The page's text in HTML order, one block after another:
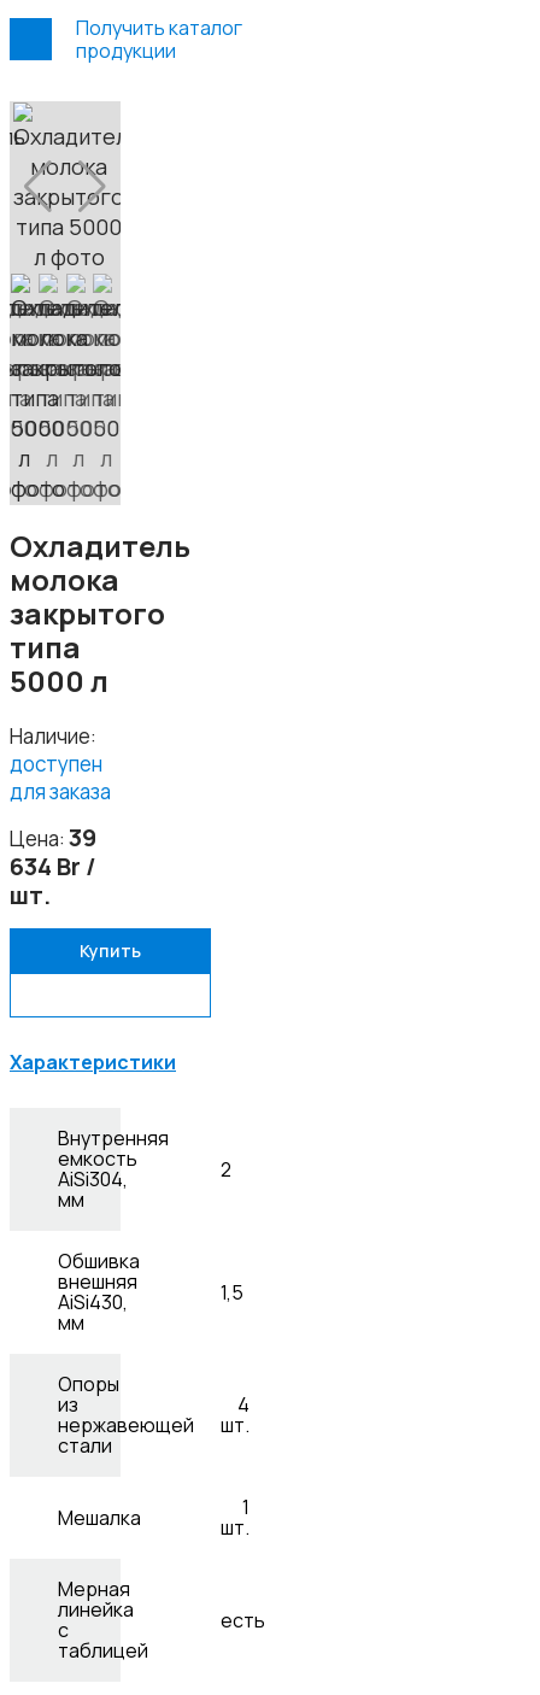
Получить каталог
продукции
Охладитель
молока
закрытого
типа
5000 л
Наличие:
доступен
для заказа
Цена: 39
634 Br /
шт.
Купить
Характеристики
Внутренняя
емкость
AiSi304,
мм
2
Обшивка
внешняя
AiSi430,
мм
1,5
Опоры
из
нержавеющей
стали
4
шт.
Мешалка 1
шт.
Мерная
линейка
с
таблицей
есть